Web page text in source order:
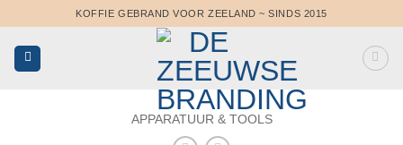
naar
inhoud
KOFFIE GEBRAND VOOR ZEELAND ~ SINDS 2015
APPARATUUR & TOOLS